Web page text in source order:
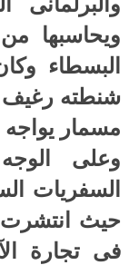
ويحاسبها
البسطاء
شنطته رغيف
مسمار يواجه
وعلى
السفريات
حيث